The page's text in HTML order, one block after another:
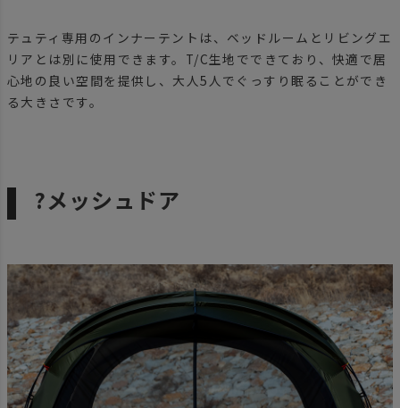
テュティ専用のインナーテントは、ベッドルームとリビングエ
リアとは別に使用できます。T/C生地でできており、快適で居
心地の良い空間を提供し、大人5人でぐっすり眠ることができ
る大きさです。
?メッシュドア